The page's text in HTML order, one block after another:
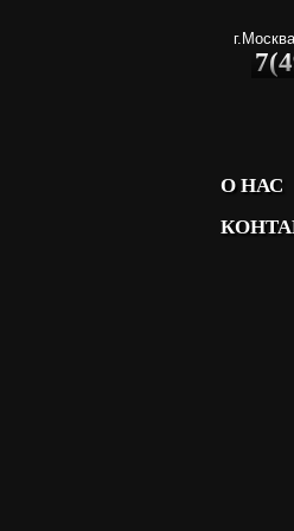
г.Москва
О НАС